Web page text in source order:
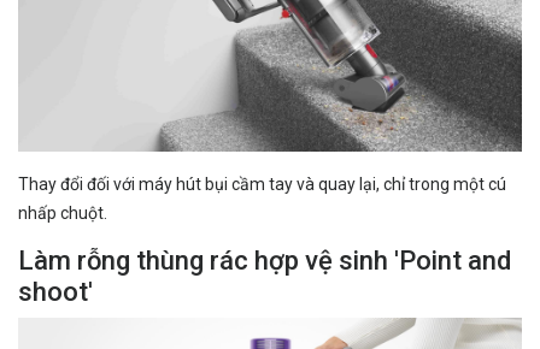
Thay đổi đối với máy hút bụi cầm tay và quay lại, chỉ trong một cú
nhấp chuột.
Làm rỗng thùng rác hợp vệ sinh 'Point and
shoot'